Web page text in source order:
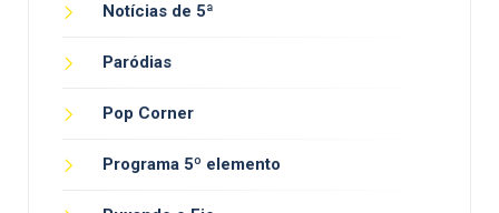
Notícias de 5ª
Paródias
Pop Corner
Programa 5º elemento